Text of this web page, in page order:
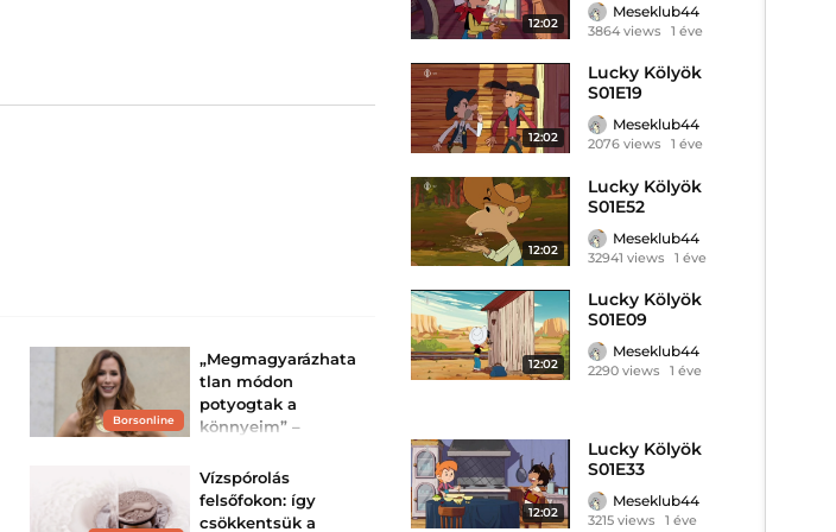
Borsonline
„Megmagyarázhata
tlan módon
potyogtak a
könnyeim” –
pillanatról vallott
Demcsák Zsuzsa
A műsorvezető gyerekeivel
Vízspórolás
felsőfokon: így
csökkentsük a
12:02
Meseklub44
3864 views 1 éve
12:02
Lucky Kölyök
S01E19
Meseklub44
2076 views 1 éve
12:02
Lucky Kölyök
S01E52
Meseklub44
32941 views 1 éve
12:02
Lucky Kölyök
S01E09
Meseklub44
2290 views 1 éve
12:02
Lucky Kölyök
S01E33
Meseklub44
3215 views 1 éve